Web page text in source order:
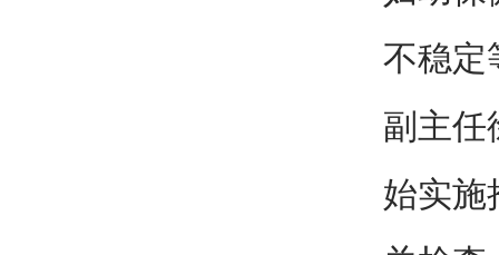
不稳定
副主任
始实施